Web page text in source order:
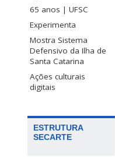
65 anos | UFSC
Experimenta
Mostra Sistema
Defensivo da Ilha de
Santa Catarina
Ações culturais
digitais
ESTRUTURA
SECARTE